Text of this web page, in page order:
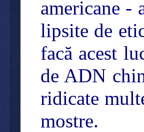
americane -
lipsite de
facă acest
de ADN
ridicate
mostre.